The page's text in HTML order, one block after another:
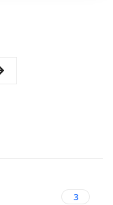
3